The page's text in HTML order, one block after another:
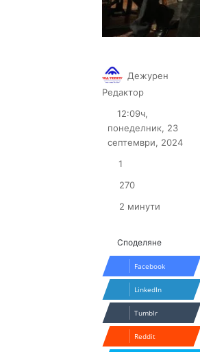
Дежурен
Редактор
12:09ч,
понеделник, 23
септември, 2024
1
270
2 минути
Споделяне
Facebook
LinkedIn
Tumblr
Reddit